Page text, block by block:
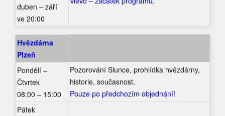
duben – září
ve 20:00
Hvězdárna
Plzeň
Pondělí –
Čtvrtek
08:00 – 15:00
Pozorování Slunce, prohlídka hvězdárny,
historie, současnost.
Pouze po předchozím objednání!
Pátek